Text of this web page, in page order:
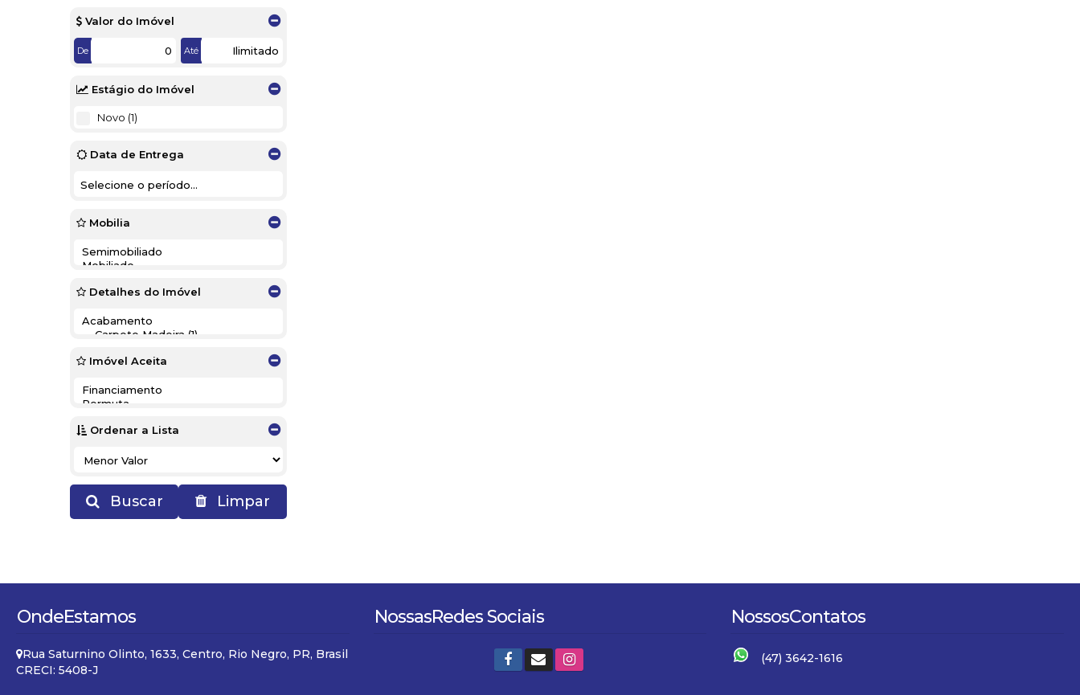
Valor do Imóvel
De Até
Estágio do Imóvel
Novo (1)
Data de Entrega
Mobilia
Detalhes do Imóvel
Imóvel Aceita
Ordenar a Lista
Buscar Limpar
OndeEstamos
Rua Saturnino Olinto, 1633, Centro, Rio Negro, PR, Brasil
CRECI: 5408-J
NossasRedes Sociais NossosContatos
(47) 3642-1616